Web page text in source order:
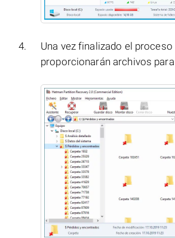
Una vez finalizado el
proporcionarán archivos